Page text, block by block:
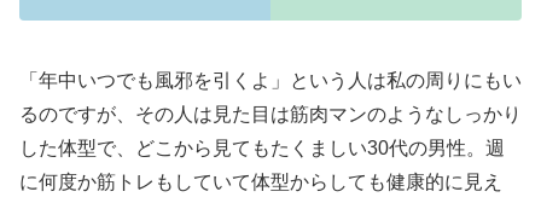
「年中いつでも風邪を引くよ」という人は私の周りにもい
るのですが、その人は見た目は筋肉マンのようなしっかり
した体型で、どこから見てもたくましい30代の男性。週
に何度か筋トレもしていて体型からしても健康的に見え